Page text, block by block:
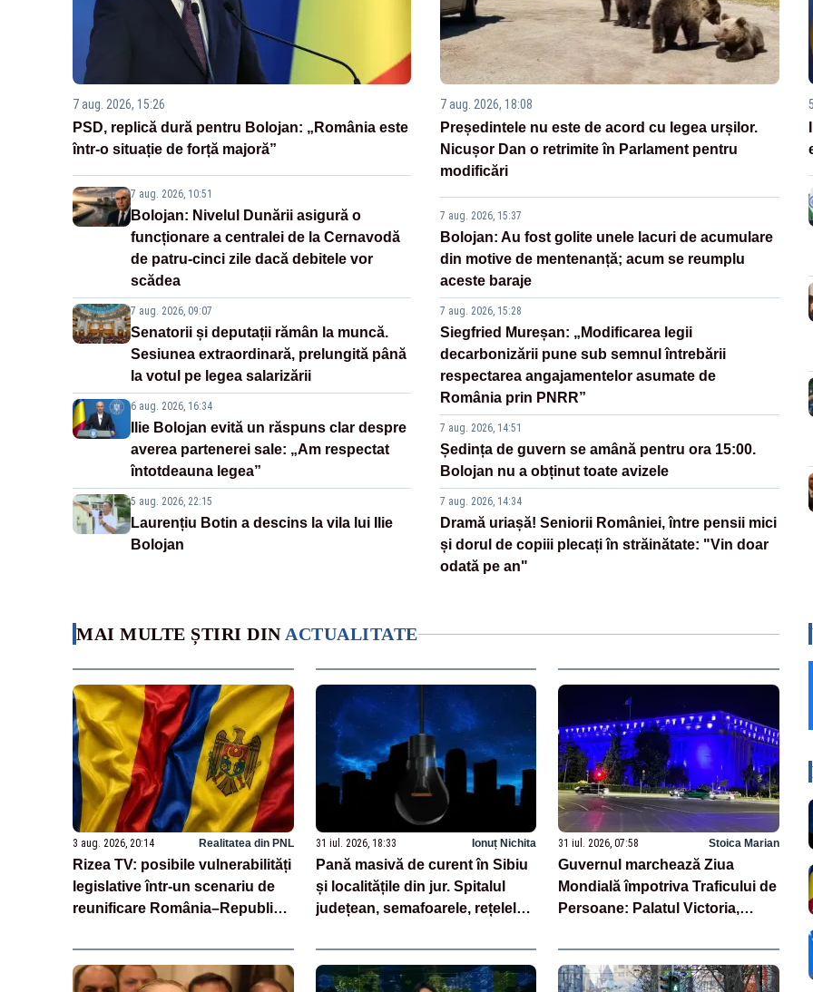
7 aug. 2026, 15:26
PSD, replică dură pentru Bolojan: „România este
într-o situație de forță majoră”
7 aug. 2026, 10:51
Bolojan: Nivelul Dunării asigură o
funcționare a centralei de la Cernavodă
de patru-cinci zile dacă debitele vor
scădea
7 aug. 2026, 09:07
Senatorii și deputații rămân la muncă.
Sesiunea extraordinară, prelungită până
la votul pe legea salarizării
6 aug. 2026, 16:34
Ilie Bolojan evită un răspuns clar despre
averea partenerei sale: „Am respectat
întotdeauna legea”
5 aug. 2026, 22:15
Laurențiu Botin a descins la vila lui Ilie
Bolojan
7 aug. 2026, 18:08
Președintele nu este de acord cu legea urșilor.
Nicușor Dan o retrimite în Parlament pentru
modificări
7 aug. 2026, 15:37
Bolojan: Au fost golite unele lacuri de acumulare
din motive de mentenanță; acum se reumplu
aceste baraje
7 aug. 2026, 15:28
Siegfried Mureșan: „Modificarea legii
decarbonizării pune sub semnul întrebării
respectarea angajamentelor asumate de
România prin PNRR”
7 aug. 2026, 14:51
Ședința de guvern se amână pentru ora 15:00.
Bolojan nu a obținut toate avizele
7 aug. 2026, 14:34
Dramă uriașă! Seniorii României, între pensii mici
și dorul de copiii plecați în străinătate: "Vin doar
odată pe an"
MAI MULTE ȘTIRI DIN ACTUALITATE
3 aug. 2026, 20:14 Realitatea din PNL
Rizea TV: posibile vulnerabilități
legislative într-un scenariu de
reunificare România–Republica
31 iul. 2026, 18:33 Ionuț Nichita
Pană masivă de curent în Sibiu
și localitățile din jur. Spitalul
județean, semafoarele, rețelele
31 iul. 2026, 07:58 Stoica Marian
Guvernul marchează Ziua
Mondială împotriva Traficului de
Persoane: Palatul Victoria,